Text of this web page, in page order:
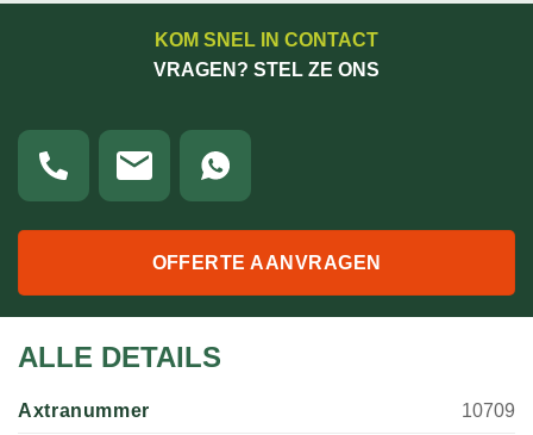
KOM SNEL IN CONTACT
VRAGEN? STEL ZE ONS
OFFERTE AANVRAGEN
ALLE DETAILS
Axtranummer 10709